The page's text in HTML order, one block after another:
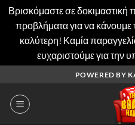
Βρισκόμαστε σε δοκιμαστική
προβλήματα για να κάνουμε
καλύτερη! Καμία
ευχαριστούμε για την
περιεχόμενο
POWERED BY